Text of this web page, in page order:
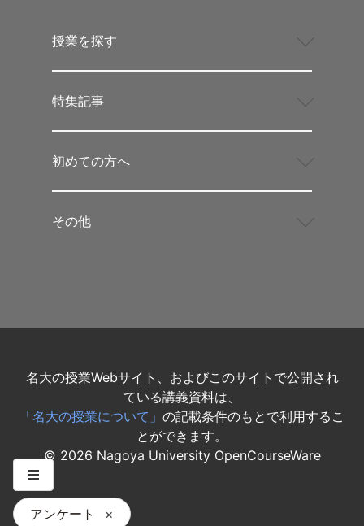
アンケート ×
授業を探す
特集記事
初めての方へ
その他
名大の授業Webサイト、およびこのサイトで公開され
ている講義資料は、
「名大の授業について」 の記載条件のもとで利用するこ
とができます。
© 2026 Nagoya University OpenCourseWare